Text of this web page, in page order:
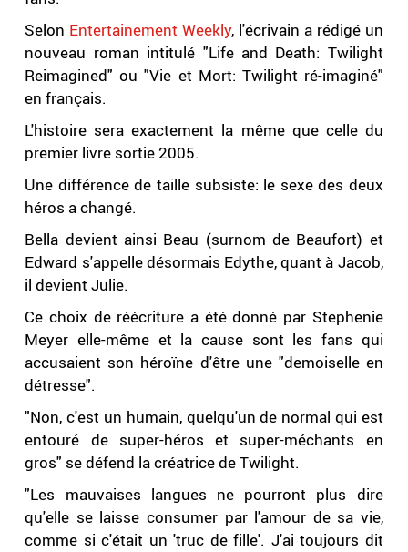
Selon Entertainement Weekly, l'écrivain a rédigé un
nouveau roman intitulé "Life and Death: Twilight
Reimagined" ou "Vie et Mort: Twilight ré-imaginé"
en français.
L'histoire sera exactement la même que celle du
premier livre sortie 2005.
Une différence de taille subsiste: le sexe des deux
héros a changé.
Bella devient ainsi Beau (surnom de Beaufort) et
Edward s'appelle désormais Edythe, quant à Jacob,
il devient Julie.
Ce choix de réécriture a été donné par Stephenie
Meyer elle-même et la cause sont les fans qui
accusaient son héroïne d'être une "demoiselle en
détresse".
"Non, c'est un humain, quelqu'un de normal qui est
entouré de super-héros et super-méchants en
gros" se défend la créatrice de Twilight.
"Les mauvaises langues ne pourront plus dire
qu'elle se laisse consumer par l'amour de sa vie,
comme si c'était un 'truc de fille'. J'ai toujours dit